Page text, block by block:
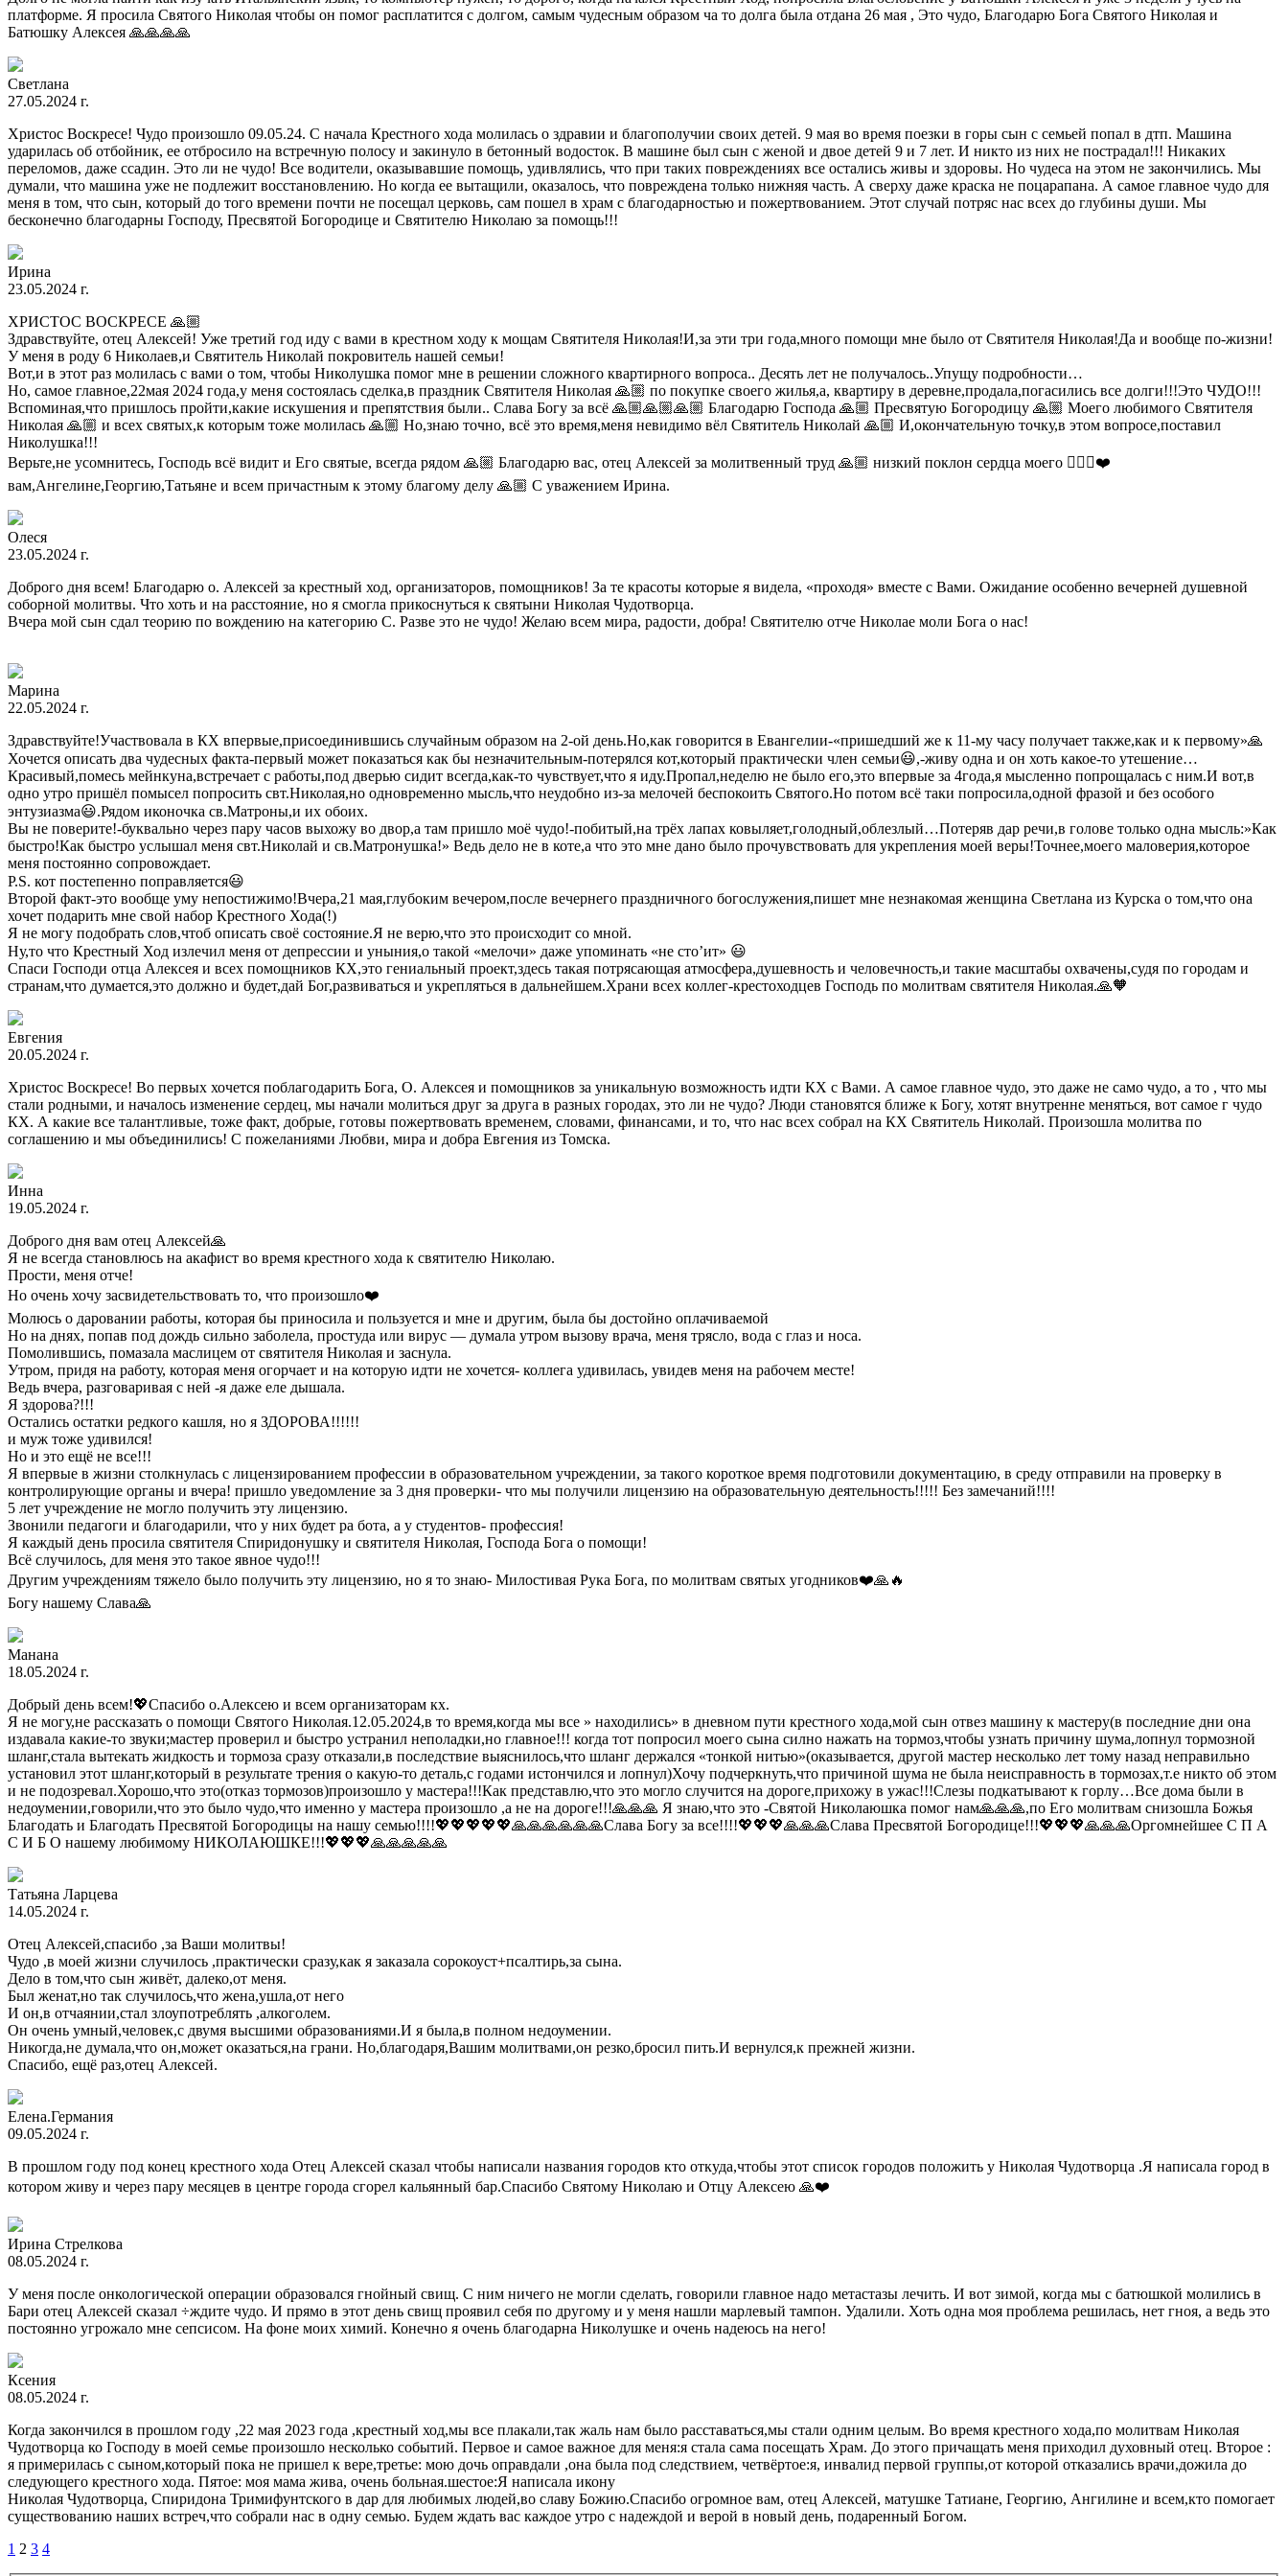
платформе. Я просила Святого Николая чтобы он помог расплатится с долгом, самым чудесным образом ча то долга была отдана 26 мая , Это чудо, Благодарю Бога Святого Николая и
Батюшку Алексея 🙏🙏🙏🙏
Светлана
27.05.2024 г.
Христос Воскресе! Чудо произошло 09.05.24. С начала Крестного хода молилась о здравии и благополучии своих детей. 9 мая во время поезки в горы сын с семьей попал в дтп. Машина
ударилась об отбойник, ее отбросило на встречную полосу и закинуло в бетонный водосток. В машине был сын с женой и двое детей 9 и 7 лет. И никто из них не пострадал!!! Никаких
переломов, даже ссадин. Это ли не чудо! Все водители, оказывавшие помощь, удивлялись, что при таких повреждениях все остались живы и здоровы. Но чудеса на этом не закончились. Мы
думали, что машина уже не подлежит восстановлению. Но когда ее вытащили, оказалось, что повреждена только нижняя часть. А сверху даже краска не поцарапана. А самое главное чудо для
меня в том, что сын, который до того времени почти не посещал церковь, сам пошел в храм с благодарностью и пожертвованием. Этот случай потряс нас всех до глубины души. Мы
бесконечно благодарны Господу, Пресвятой Богородице и Святителю Николаю за помощь!!!
Ирина
23.05.2024 г.
ХРИСТОС ВОСКРЕСЕ 🙏🏼
Здравствуйте, отец Алексей! Уже третий год иду с вами в крестном ходу к мощам Святителя Николая!И,за эти три года,много помощи мне было от Святителя Николая!Да и вообще по-жизни!
У меня в роду 6 Николаев,и Святитель Николай покровитель нашей семьи!
Вот,и в этот раз молилась с вами о том, чтобы Николушка помог мне в решении сложного квартирного вопроса.. Десять лет не получалось..Упущу подробности…
Но, самое главное,22мая 2024 года,у меня состоялась сделка,в праздник Святителя Николая 🙏🏼 по покупке своего жилья,а, квартиру в деревне,продала,погасились все долги!!!Это ЧУДО!!!
Вспоминая,что пришлось пройти,какие искушения и препятствия были.. Слава Богу за всё 🙏🏼🙏🏼🙏🏼 Благодарю Господа 🙏🏼 Пресвятую Богородицу 🙏🏼 Моего любимого Святителя
Николая 🙏🏼 и всех святых,к которым тоже молилась 🙏🏼 Но,знаю точно, всё это время,меня невидимо вёл Святитель Николай 🙏🏼 И,окончательную точку,в этом вопросе,поставил
Николушка!!!
Верьте,не усомнитесь, Господь всё видит и Его святые, всегда рядом 🙏🏼 Благодарю вас, отец Алексей за молитвенный труд 🙏🏼 низкий поклон сердца моего 🙇🏼‍♀️❤️
вам,Ангелине,Георгию,Татьяне и всем причастным к этому благому делу 🙏🏼 С уважением Ирина.
Олеся
23.05.2024 г.
Доброго дня всем! Благодарю о. Алексей за крестный ход, организаторов, помощников! За те красоты которые я видела, «проходя» вместе с Вами. Ожидание особенно вечерней душевной
соборной молитвы. Что хоть и на расстояние, но я смогла прикоснуться к святыни Николая Чудотворца.
Вчера мой сын сдал теорию по вождению на категорию С. Разве это не чудо! Желаю всем мира, радости, добра! Святителю отче Николае моли Бога о нас!
Марина
22.05.2024 г.
Здравствуйте!Участвовала в КХ впервые,присоединившись случайным образом на 2-ой день.Но,как говорится в Евангелии-«пришедший же к 11-му часу получает также,как и к первому»🙏
Хочется описать два чудесных факта-первый может показаться как бы незначительным-потерялся кот,который практически член семьи😃,-живу одна и он хоть какое-то утешение…
Красивый,помесь мейнкуна,встречает с работы,под дверью сидит всегда,как-то чувствует,что я иду.Пропал,неделю не было его,это впервые за 4года,я мысленно попрощалась с ним.И вот,в
одно утро пришёл помысел попросить свт.Николая,но одновременно мысль,что неудобно из-за мелочей беспокоить Святого.Но потом всё таки попросила,одной фразой и без особого
энтузиазма😃.Рядом иконочка св.Матроны,и их обоих.
Вы не поверите!-буквально через пару часов выхожу во двор,а там пришло моё чудо!-побитый,на трёх лапах ковыляет,голодный,облезлый…Потеряв дар речи,в голове только одна мысль:»Как
быстро!Как быстро услышал меня свт.Николай и св.Матронушка!» Ведь дело не в коте,а что это мне дано было прочувствовать для укрепления моей веры!Точнее,моего маловерия,которое
меня постоянно сопровождает.
P.S. кот постепенно поправляется😃
Второй факт-это вообще уму непостижимо!Вчера,21 мая,глубоким вечером,после вечернего праздничного богослужения,пишет мне незнакомая женщина Светлана из Курска о том,что она
хочет подарить мне свой набор Крестного Хода(!)
Я не могу подобрать слов,чтоб описать своё состояние.Я не верю,что это происходит со мной.
Ну,то что Крестный Ход излечил меня от депрессии и уныния,о такой «мелочи» даже упоминать «не сто’ит» 😃
Спаси Господи отца Алексея и всех помощников КХ,это гениальный проект,здесь такая потрясающая атмосфера,душевность и человечность,и такие масштабы охвачены,судя по городам и
странам,что думается,это должно и будет,дай Бог,развиваться и укрепляться в дальнейшем.Храни всех коллег-крестоходцев Господь по молитвам святителя Николая.🙏🧡
Евгения
20.05.2024 г.
Христос Воскресе! Во первых хочется поблагодарить Бога, О. Алексея и помощников за уникальную возможность идти КХ с Вами. А самое главное чудо, это даже не само чудо, а то , что мы
стали родными, и началось изменение сердец, мы начали молиться друг за друга в разных городах, это ли не чудо? Люди становятся ближе к Богу, хотят внутренне меняться, вот самое г чудо
КХ. А какие все талантливые, тоже факт, добрые, готовы пожертвовать временем, словами, финансами, и то, что нас всех собрал на КХ Святитель Николай. Произошла молитва по
соглашению и мы объединились! С пожеланиями Любви, мира и добра Евгения из Томска.
Инна
19.05.2024 г.
Доброго дня вам отец Алексей🙏
Я не всегда становлюсь на акафист во время крестного хода к святителю Николаю.
Прости, меня отче!
Но очень хочу засвидетельствовать то, что произошло❤️
Молюсь о даровании работы, которая бы приносила и пользуется и мне и другим, была бы достойно оплачиваемой
Но на днях, попав под дождь сильно заболела, простуда или вирус — думала утром вызову врача, меня трясло, вода с глаз и носа.
Помолившись, помазала маслицем от святителя Николая и заснула.
Утром, придя на работу, которая меня огорчает и на которую идти не хочется- коллега удивилась, увидев меня на рабочем месте!
Ведь вчера, разговаривая с ней -я даже еле дышала.
Я здорова?!!!
Остались остатки редкого кашля, но я ЗДОРОВА!!!!!!
и муж тоже удивился!
Но и это ещё не все!!!
Я впервые в жизни столкнулась с лицензированием профессии в образовательном учреждении, за такого короткое время подготовили документацию, в среду отправили на проверку в
контролирующие органы и вчера! пришло уведомление за 3 дня проверки- что мы получили лицензию на образовательную деятельность!!!!! Без замечаний!!!!
5 лет учреждение не могло получить эту лицензию.
Звонили педагоги и благодарили, что у них будет ра бота, а у студентов- профессия!
Я каждый день просила святителя Спиридонушку и святителя Николая, Господа Бога о помощи!
Всё случилось, для меня это такое явное чудо!!!
Другим учреждениям тяжело было получить эту лицензию, но я то знаю- Милостивая Рука Бога, по молитвам святых угодников❤️🙏🔥
Богу нашему Слава🙏
Манана
18.05.2024 г.
Добрый день всем!💖Спасибо о.Алексею и всем организаторам кх.
Я не могу,не рассказать о помощи Святого Николая.12.05.2024,в то время,когда мы все » находились» в дневном пути крестного хода,мой сын отвез машину к мастеру(в последние дни она
издавала какие-то звуки;мастер проверил и быстро устранил неполадки,но главное!!! когда тот попросил моего сына силно нажать на тормоз,чтобы узнать причину шума,лопнул тормозной
шланг,стала вытекать жидкость и тормоза сразу отказали,в последствие выяснилось,что шланг держался «тонкой нитью»(оказывается, другой мастер несколько лет тому назад неправильно
установил этот шланг,который в результате трения о какую-то деталь,с годами истончился и лопнул)Хочу подчеркнуть,что причиной шума не была неисправность в тормозах,т.е никто об этом
и не подозревал.Хорошо,что это(отказ тормозов)произошло у мастера!!!Как представлю,что это могло случится на дороге,прихожу в ужас!!!Слезы подкатывают к горлу…Все дома были в
недоумении,говорили,что это было чудо,что именно у мастера произошло ,а не на дороге!!!🙏🙏🙏 Я знаю,что это -Святой Николаюшка помог нам🙏🙏🙏,по Его молитвам снизошла Божья
Благодать и Благодать Пресвятой Богородицы на нашу семью!!!!💖💖💖💖💖🙏🙏🙏🙏🙏🙏Слава Богу за все!!!!💖💖💖🙏🙏🙏Слава Пресвятой Богородице!!!💖💖💖🙏🙏🙏Оргомнейшее С П А
С И Б О нашему любимому НИКОЛАЮШКЕ!!!💖💖💖🙏🙏🙏🙏🙏
Татьяна Ларцева
14.05.2024 г.
Отец Алексей,спасибо ,за Ваши молитвы!
Чудо ,в моей жизни случилось ,практически сразу,как я заказала сорокоуст+псалтирь,за сына.
Дело в том,что сын живёт, далеко,от меня.
Был женат,но так случилось,что жена,ушла,от него
И он,в отчаянии,стал злоупотреблять ,алкоголем.
Он очень умный,человек,с двумя высшими образованиями.И я была,в полном недоумении.
Никогда,не думала,что он,может оказаться,на грани. Но,благодаря,Вашим молитвами,он резко,бросил пить.И вернулся,к прежней жизни.
Спасибо, ещё раз,отец Алексей.
Елена.Германия
09.05.2024 г.
В прошлом году под конец крестного хода Отец Алексей сказал чтобы написали названия городов кто откуда,чтобы этот список городов положить у Николая Чудотворца .Я написала город в
котором живу и через пару месяцев в центре города сгорел кальянный бар.Спасибо Святому Николаю и Отцу Алексею 🙏❤️
Ирина Стрелкова
08.05.2024 г.
У меня после онкологической операции образовался гнойный свищ. С ним ничего не могли сделать, говорили главное надо метастазы лечить. И вот зимой, когда мы с батюшкой молились в
Бари отец Алексей сказал ÷ждите чудо. И прямо в этот день свищ проявил себя по другому и у меня нашли марлевый тампон. Удалили. Хоть одна моя проблема решилась, нет гноя, а ведь это
постоянно угрожало мне сепсисом. На фоне моих химий. Конечно я очень благодарна Николушке и очень надеюсь на него!
Ксения
08.05.2024 г.
Когда закончился в прошлом году ,22 мая 2023 года ,крестный ход,мы все плакали,так жаль нам было расставаться,мы стали одним целым. Во время крестного хода,по молитвам Николая
Чудотворца ко Господу в моей семье произошло несколько событий. Первое и самое важное для меня:я стала сама посещать Храм. До этого причащать меня приходил духовный отец. Второе :
я примерилась с сыном,который пока не пришел к вере,третье: мою дочь оправдали ,она была под следствием, четвёртое:я, инвалид первой группы,от которой отказались врачи,дожила до
следующего крестного хода. Пятое: моя мама жива, очень больная.шестое:Я написала икону
Николая Чудотворца, Спиридона Тримифунтского в дар для любимых людей,во славу Божию.Спасибо огромное вам, отец Алексей, матушке Татиане, Георгию, Ангилине и всем,кто помогает
существованию наших встреч,что собрали нас в одну семью. Будем ждать вас каждое утро с надеждой и верой в новый день, подаренный Богом.
1 2 3 4